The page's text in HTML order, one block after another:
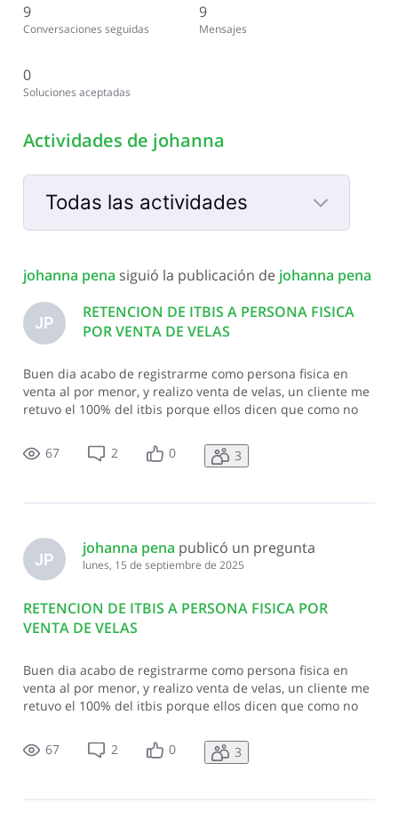
9
Conversaciones seguidas
9
Mensajes
0
Soluciones aceptadas
Actividades de johanna
Todas las actividades
Selected
las
actividades
johanna pena siguió la publicación de johanna pena
JP
RETENCION DE ITBIS A PERSONA FISICA
POR VENTA DE VELAS
Buen dia acabo de registrarme como persona fisica en
venta al por menor, y realizo venta de velas, un cliente me
retuvo el 100% del itbis porque ellos dicen que como no
pero yo hago ventas y no servicios. es correcto?
67 2 0 3
JP
johanna pena publicó un pregunta
lunes, 15 de septiembre de 2025
RETENCION DE ITBIS A PERSONA FISICA POR
VENTA DE VELAS
Buen dia acabo de registrarme como persona fisica en
venta al por menor, y realizo venta de velas, un cliente me
retuvo el 100% del itbis porque ellos dicen que como no
pero yo hago ventas y no servicios. es correcto?
67 2 0 3